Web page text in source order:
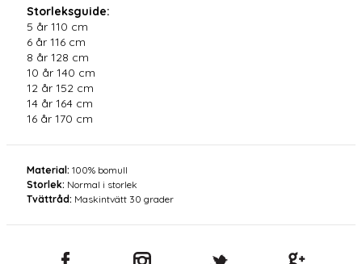
Storleksguide:
5 år 110 cm
6 år 116 cm
8 år 128 cm
10 år 140 cm
12 år 152 cm
14 år 164 cm
16 år 170 cm
Material: 100% bomull
Storlek: Normal i storlek
Tvättråd: Maskintvätt 30 grader